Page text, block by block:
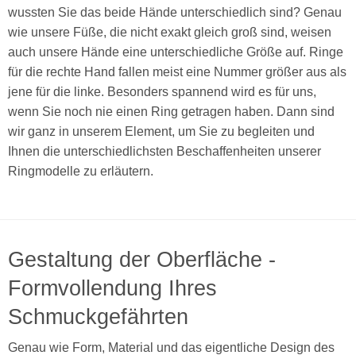
wussten Sie das beide Hände unterschiedlich sind? Genau
wie unsere Füße, die nicht exakt gleich groß sind, weisen
auch unsere Hände eine unterschiedliche Größe auf. Ringe
für die rechte Hand fallen meist eine Nummer größer aus als
jene für die linke. Besonders spannend wird es für uns,
wenn Sie noch nie einen Ring getragen haben. Dann sind
wir ganz in unserem Element, um Sie zu begleiten und
Ihnen die unterschiedlichsten Beschaffenheiten unserer
Ringmodelle zu erläutern.
Gestaltung der Oberfläche -
Formvollendung Ihres
Schmuckgefährten
Genau wie Form, Material und das eigentliche Design des